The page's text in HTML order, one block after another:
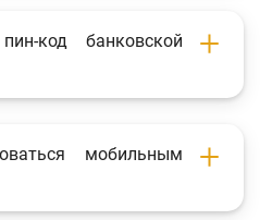
код банковской
мобильным